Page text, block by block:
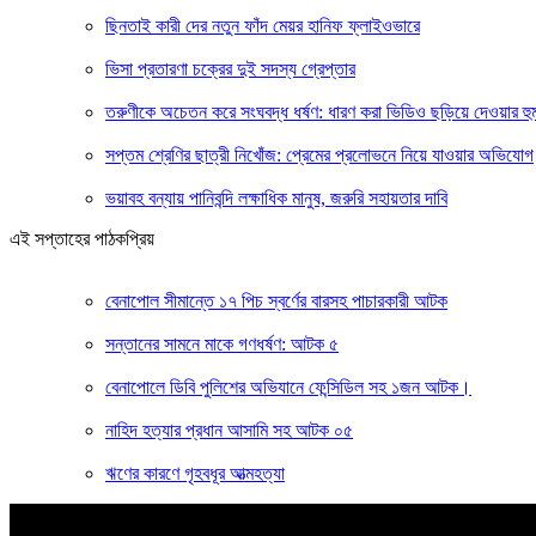
ছিনতাই কারী দের নতুন ফাঁদ মেয়র হানিফ ফ্লাইওভারে
ভিসা প্রতারণা চক্রের দুই সদস্য গ্রেপ্তার
তরুণীকে অচেতন করে সংঘবদ্ধ ধর্ষণ: ধারণ করা ভিডিও ছড়িয়ে দেওয়ার
সপ্তম শ্রেণির ছাত্রী নিখোঁজ: প্রেমের প্রলোভনে নিয়ে যাওয়ার অভিযোগ
ভয়াবহ বন্যায় পানিবন্দি লক্ষাধিক মানুষ, জরুরি সহায়তার দাবি
এই সপ্তাহের পাঠকপ্রিয়
বেনাপোল সীমান্তে ১৭ পিচ স্বর্ণের বারসহ পাচারকারী আটক
সন্তানের সামনে মাকে গণধর্ষণ: আটক ৫
বেনাপোলে ডিবি পুলিশের অভিযানে ফেন্সিডিল সহ ১জন আটক।
নাহিদ হত্যার প্রধান আসামি সহ আটক ০৫
ঋণের কারণে গৃহবধূর আত্মহত্যা